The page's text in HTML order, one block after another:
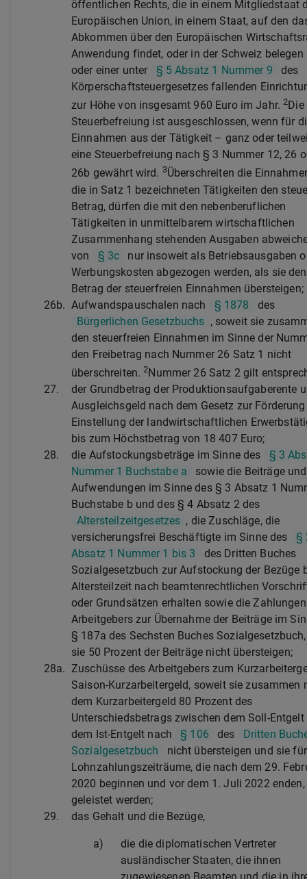
öffentlichen Rechts, die in einem Mitgliedstaat
Europäischen Union, in einem Staat, auf den
Abkommen über den Europäischen
Anwendung findet, oder in der Schweiz belegen
oder einer unter
§ 5 Absatz 1 Nummer 9
des
Körperschaftsteuergesetzes fallenden
zur Höhe von insgesamt 960 Euro im Jahr.2 Die
Steuerbefreiung ist ausgeschlossen, wenn für
Einnahmen aus der Tätigkeit – ganz oder
eine Steuerbefreiung nach § 3 Nummer 12, 26
26b gewährt wird. 3Überschreiten die
die in Satz 1 bezeichneten Tätigkeiten den
Betrag, dürfen die mit den nebenberuflichen
Tätigkeiten in unmittelbarem wirtschaftlichen
Zusammenhang stehenden Ausgaben
von
§ 3c
nur insoweit als Betriebsausgaben
Werbungskosten abgezogen werden, als sie den
Betrag der steuerfreien Einnahmen übersteigen;
26b. Aufwandspauschalen nach § 1878
des
Bürgerlichen Gesetzbuchs , soweit sie
den steuerfreien Einnahmen im Sinne der
den Freibetrag nach Nummer 26 Satz 1 nicht
überschreiten.2Nummer 26 Satz 2 gilt
27.
der Grundbetrag der Produktionsaufgaberente
Ausgleichsgeld nach dem Gesetz zur
Einstellung der landwirtschaftlichen
bis zum Höchstbetrag von 18 407 Euro;
28.
die Aufstockungsbeträge im Sinne des
§ 3
Nummer 1 Buchstabe a
sowie die Beiträge und
Aufwendungen im Sinne des § 3 Absatz 1
Buchstabe b und des § 4 Absatz 2 des
Altersteilzeitgesetzes , die Zuschläge, die
versicherungsfrei Beschäftigte im Sinne des
§
Absatz 1 Nummer 1 bis 3
des Dritten Buches
Sozialgesetzbuch zur Aufstockung der Bezüge
Altersteilzeit nach beamtenrechtlichen
oder Grundsätzen erhalten sowie die
Arbeitgebers zur Übernahme der Beiträge im
§ 187a des Sechsten Buches
sie 50 Prozent der Beiträge nicht übersteigen;
28a. Zuschüsse des Arbeitgebers zum
Saison-Kurzarbeitergeld, soweit sie zusammen
dem Kurzarbeitergeld 80 Prozent des
Unterschiedsbetrags zwischen dem Soll-Entgelt
dem Ist-Entgelt nach
§ 106 des
Dritten
Sozialgesetzbuch
nicht übersteigen und sie für
Lohnzahlungszeiträume, die nach dem 29.
2020 beginnen und vor dem 1. Juli 2022 enden,
geleistet werden;
29.
das Gehalt und die Bezüge,
a)
die die diplomatischen Vertreter
ausländischer Staaten, die ihnen